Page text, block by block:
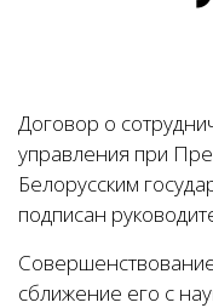
Договор о
управления при
Белорусским
подписан
сближение его с